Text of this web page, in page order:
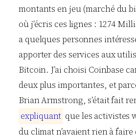
montants en jeu (marché du
où j’écris ces lignes : 1274
a quelques personnes
apporter des services aux
Bitcoin. J’ai choisi Coinbase
deux plus importantes, et
Brian Armstrong, s’était fait
expliquant que les activistes
du climat n’avaient rien à faire